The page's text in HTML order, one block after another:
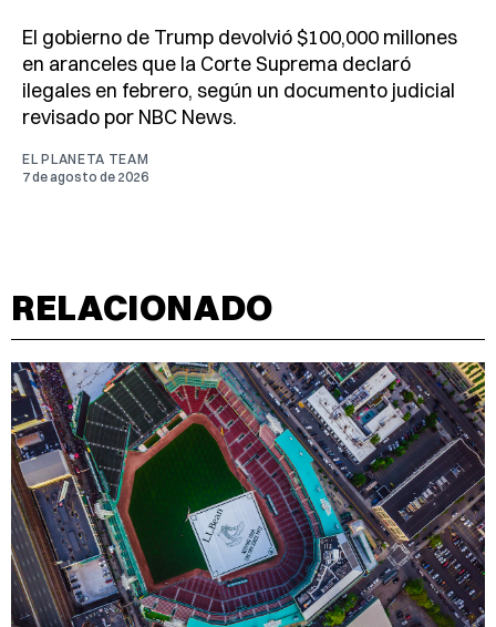
El gobierno de Trump devolvió $100,000 millones
en aranceles que la Corte Suprema declaró
ilegales en febrero, según un documento judicial
revisado por NBC News.
EL PLANETA TEAM
7 de agosto de 2026
RELACIONADO